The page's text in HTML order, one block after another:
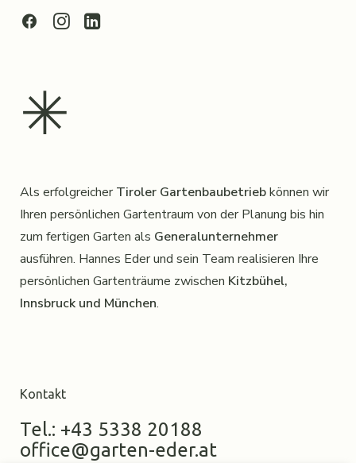
✳︎
Als erfolgreicherTiroler Gartenbaubetriebkönnen wir
Ihren persönlichen Gartentraum von der Planung bis hin
zum fertigen Garten als Generalunternehmer
ausführen. Hannes Eder und sein Team realisieren Ihre
persönlichen Gartenträume zwischen Kitzbühel,
Innsbruck und München.
Kontakt
Tel.: +43 5338 20188
office@garten-eder.at